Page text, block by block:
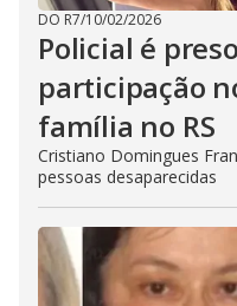
DO R7/10/02/2026
Policial é
participação
família no RS
Cristiano Domingues
pessoas desaparecidas